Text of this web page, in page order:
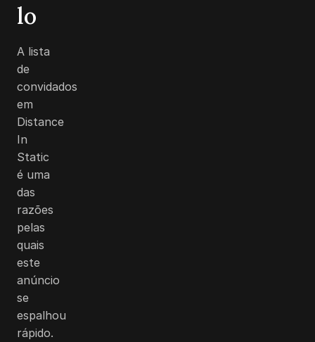
lo
A lista
de
convidados
em
Distance
In
Static
é uma
das
razões
pelas
quais
este
anúncio
se
espalhou
rápido.